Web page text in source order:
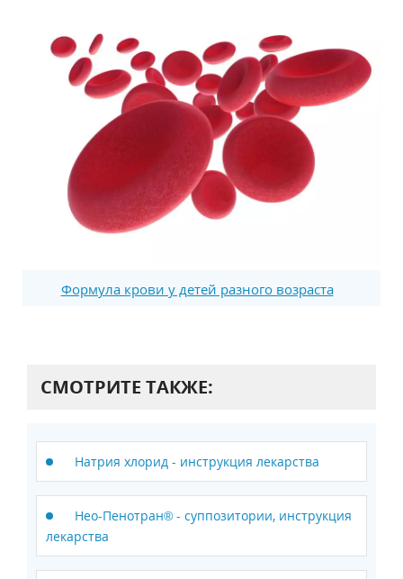
Формула крови у детей разного возраста
СМОТРИТЕ ТАКЖЕ:
Натрия хлорид - инструкция лекарства
Нео-Пенотран® - суппозитории, инструкция
лекарства